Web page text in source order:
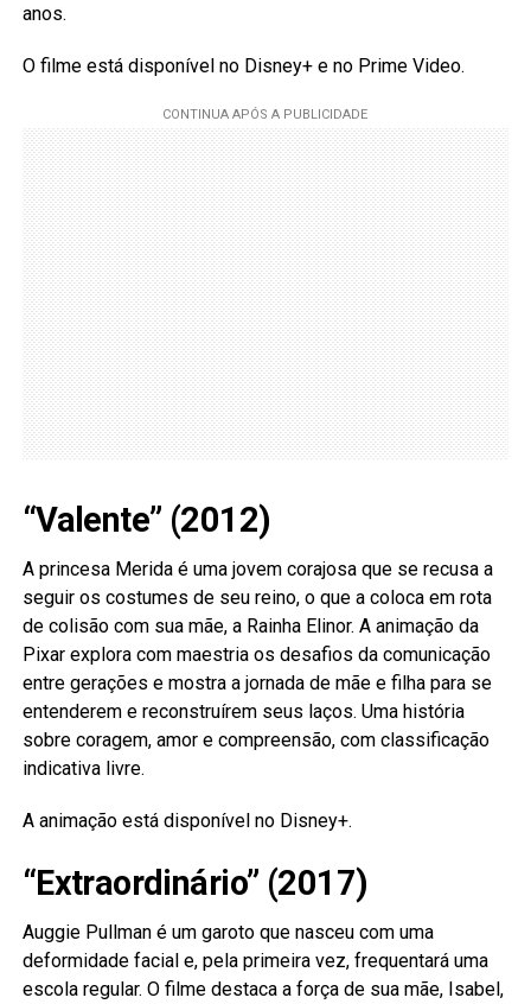
anos.
O filme está disponível no Disney+ e no Prime Video.
“Valente” (2012)
A princesa Merida é uma jovem corajosa que se recusa a
seguir os costumes de seu reino, o que a coloca em rota
de colisão com sua mãe, a Rainha Elinor. A animação da
Pixar explora com maestria os desafios da comunicação
entre gerações e mostra a jornada de mãe e filha para se
entenderem e reconstruírem seus laços. Uma história
sobre coragem, amor e compreensão, com classificação
indicativa livre.
A animação está disponível no Disney+.
“Extraordinário” (2017)
Auggie Pullman é um garoto que nasceu com uma
deformidade facial e, pela primeira vez, frequentará uma
escola regular. O filme destaca a força de sua mãe, Isabel,